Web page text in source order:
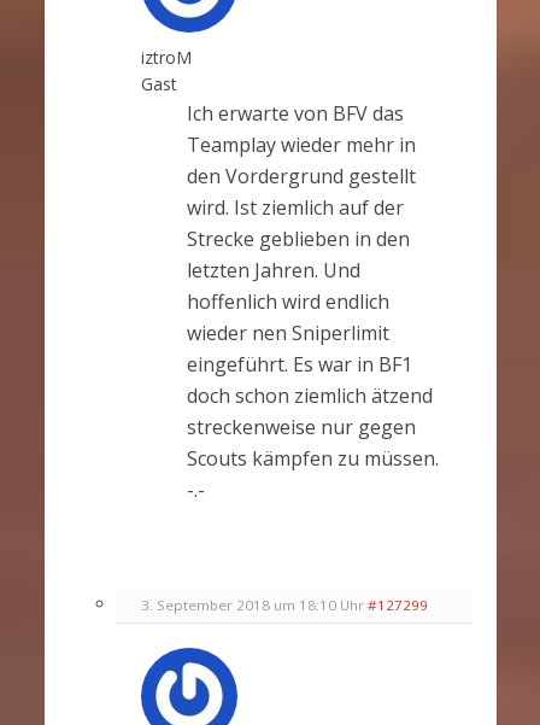
iztroM
Gast
Ich erwarte von BFV das
Teamplay wieder mehr in
den Vordergrund gestellt
wird. Ist ziemlich auf der
Strecke geblieben in den
letzten Jahren. Und
hoffenlich wird endlich
wieder nen Sniperlimit
eingeführt. Es war in BF1
doch schon ziemlich ätzend
streckenweise nur gegen
Scouts kämpfen zu müssen.
-.-
3. September 2018 um 18:10 Uhr #127299